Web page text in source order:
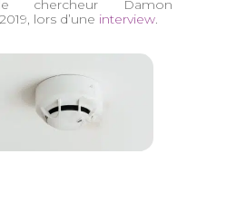
chercheur Damon
lors d’une interview.